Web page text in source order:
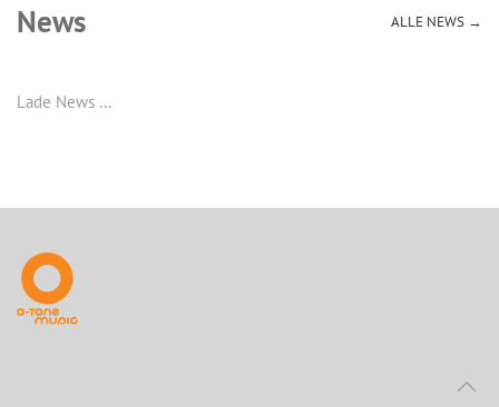
News ALLE NEWS →
Lade News …